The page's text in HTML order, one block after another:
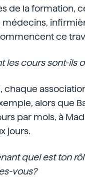
de la formation,
médecins,
ce
les cours sont-ils
chaque
alors que
par mois, à
jours.
quel est ton
vous?